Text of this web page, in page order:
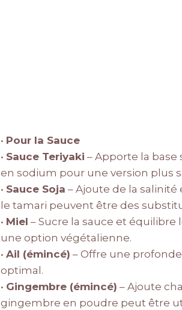
• Pour la Sauce
• Sauce Teriyaki – Apporte la base
en sodium pour une version plus
• Sauce Soja – Ajoute de la
le tamari peuvent être des
• Miel – Sucre la sauce et équilibre
une option végétalienne.
• Ail (émincé) – Offre une
optimal.
• Gingembre (émincé) – Ajoute
gingembre en poudre peut être